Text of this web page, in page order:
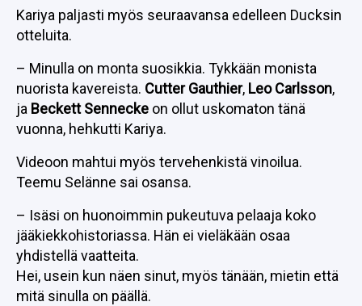
Kariya paljasti myös seuraavansa edelleen Ducksin
otteluita.
– Minulla on monta suosikkia. Tykkään monista
nuorista kavereista. Cutter Gauthier, Leo Carlsson,
ja Beckett Sennecke on ollut uskomaton tänä
vuonna, hehkutti Kariya.
Videoon mahtui myös tervehenkistä vinoilua.
Teemu Selänne sai osansa.
– Isäsi on huonoimmin pukeutuva pelaaja koko
jääkiekkohistoriassa. Hän ei vieläkään osaa
yhdistellä vaatteita.
Hei, usein kun näen sinut, myös tänään, mietin että
mitä sinulla on päällä.